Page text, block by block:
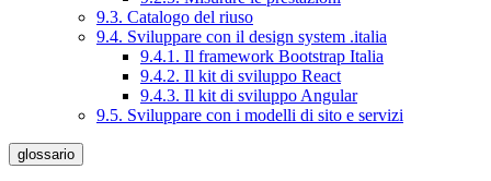
9.3. Catalogo del riuso
9.4. Sviluppare con il design system .italia
9.4.1. Il framework Bootstrap Italia
9.4.2. Il kit di sviluppo React
9.4.3. Il kit di sviluppo Angular
9.5. Sviluppare con i modelli di sito e servizi
glossario